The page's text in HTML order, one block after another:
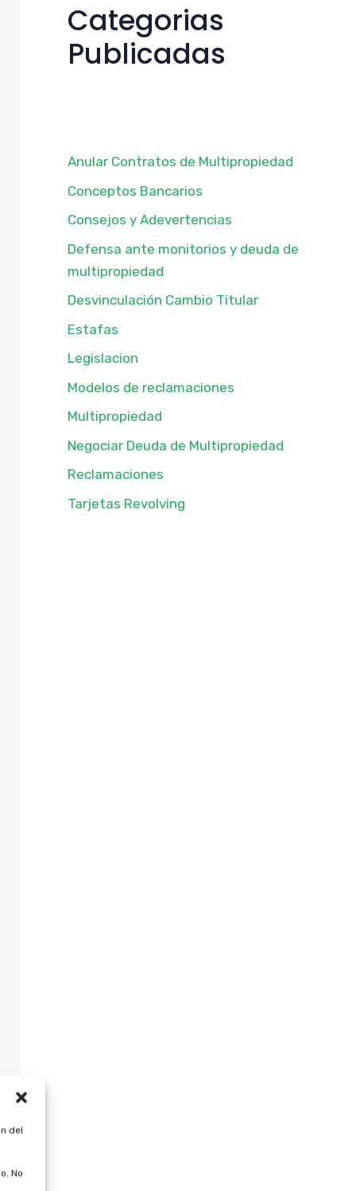
del
No
Categorias
Publicadas
Anular Contratos de Multipropiedad
Conceptos Bancarios
Consejos y Adevertencias
Defensa ante monitorios y deuda de
multipropiedad
Desvinculación Cambio Titular
Estafas
Legislacion
Modelos de reclamaciones
Multipropiedad
Negociar Deuda de Multipropiedad
Reclamaciones
Tarjetas Revolving